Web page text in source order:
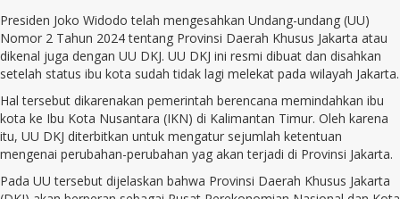
Presiden Joko Widodo telah mengesahkan Undang-undang (UU)
Nomor 2 Tahun 2024 tentang Provinsi Daerah Khusus Jakarta atau
dikenal juga dengan UU DKJ. UU DKJ ini resmi dibuat dan disahkan
setelah status ibu kota sudah tidak lagi melekat pada wilayah Jakarta.
Hal tersebut dikarenakan pemerintah berencana memindahkan ibu
kota ke Ibu Kota Nusantara (IKN) di Kalimantan Timur. Oleh karena
itu, UU DKJ diterbitkan untuk mengatur sejumlah ketentuan
mengenai perubahan-perubahan yag akan terjadi di Provinsi Jakarta.
Pada UU tersebut dijelaskan bahwa Provinsi Daerah Khusus Jakarta